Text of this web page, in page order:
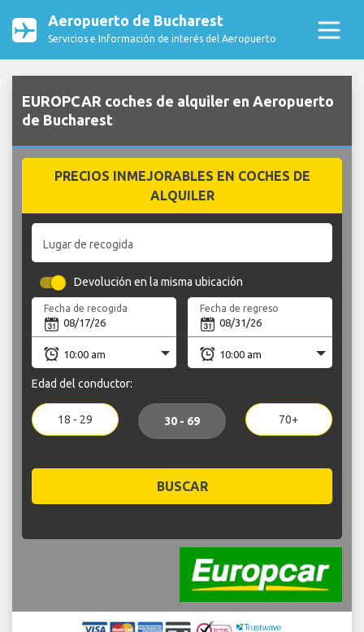
Aeropuerto de Bucharest
Servicios e Información de interés del Aeropuerto
EUROPCAR coches de alquiler en Aeropuerto
de Bucharest
PRECIOS INMEJORABLES EN COCHES DE
ALQUILER
Lugar de recogida
Devolución en la misma ubicación
Fecha de recogida Fecha de regreso
Edad del conductor:
18 - 29 30 - 69 70+
BUSCAR